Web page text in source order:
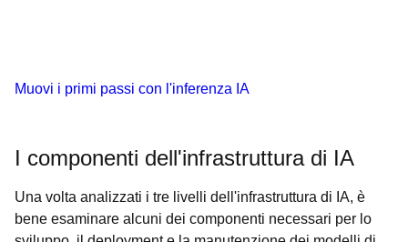
Muovi i primi passi con l'inferenza IA
I componenti dell'infrastruttura di IA
Una volta analizzati i tre livelli dell'infrastruttura di IA, è
bene esaminare alcuni dei componenti necessari per lo